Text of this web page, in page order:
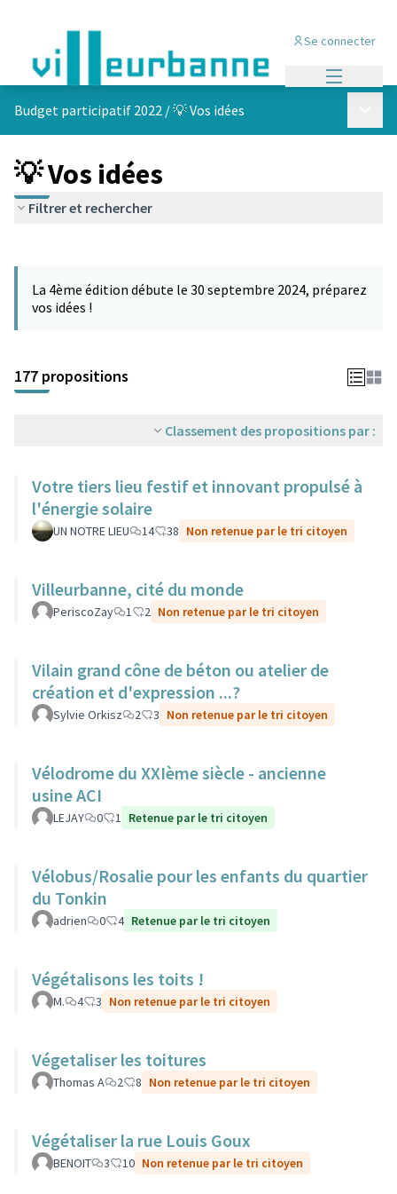
Se connecter
Budget participatif 2022 /💡 Vos idées
💡 Vos idées
Filtrer et rechercher
−
La 4ème édition débute le 30 septembre 2024, préparez
vos idées !
177 propositions
Classement des propositions par :
Votre tiers lieu festif et innovant propulsé à
l'énergie solaire
UN NOTRE LIEU 14 38 Non retenue par le tri citoyen
Villeurbanne, cité du monde
PeriscoZay 1 2 Non retenue par le tri citoyen
Vilain grand cône de béton ou atelier de
création et d'expression ...?
Sylvie Orkisz 2 3 Non retenue par le tri citoyen
Vélodrome du XXIème siècle - ancienne
usine ACI
LEJAY 0 1 Retenue par le tri citoyen
Vélobus/Rosalie pour les enfants du quartier
du Tonkin
adrien 0 4 Retenue par le tri citoyen
Végétalisons les toits !
M. 4 3 Non retenue par le tri citoyen
Végetaliser les toitures
Thomas A 2 8 Non retenue par le tri citoyen
Végétaliser la rue Louis Goux
BENOIT 3 10 Non retenue par le tri citoyen